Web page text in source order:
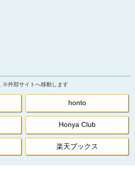
※外部サイトへ移動します
honto
Honya Club
楽天ブックス